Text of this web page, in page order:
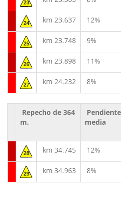
23
24 km 23.637 12%
25 km 23.748 9%
26 km 23.898 11%
27 km 24.232 8%
Repecho de 364
m.
Pendiente
media
28 km 34.745 12%
29 km 34.963 8%